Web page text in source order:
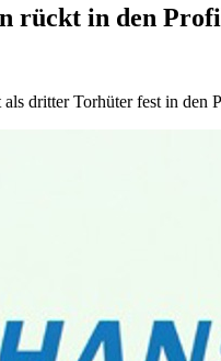
rückt in den
dritter Torhüter fest in den